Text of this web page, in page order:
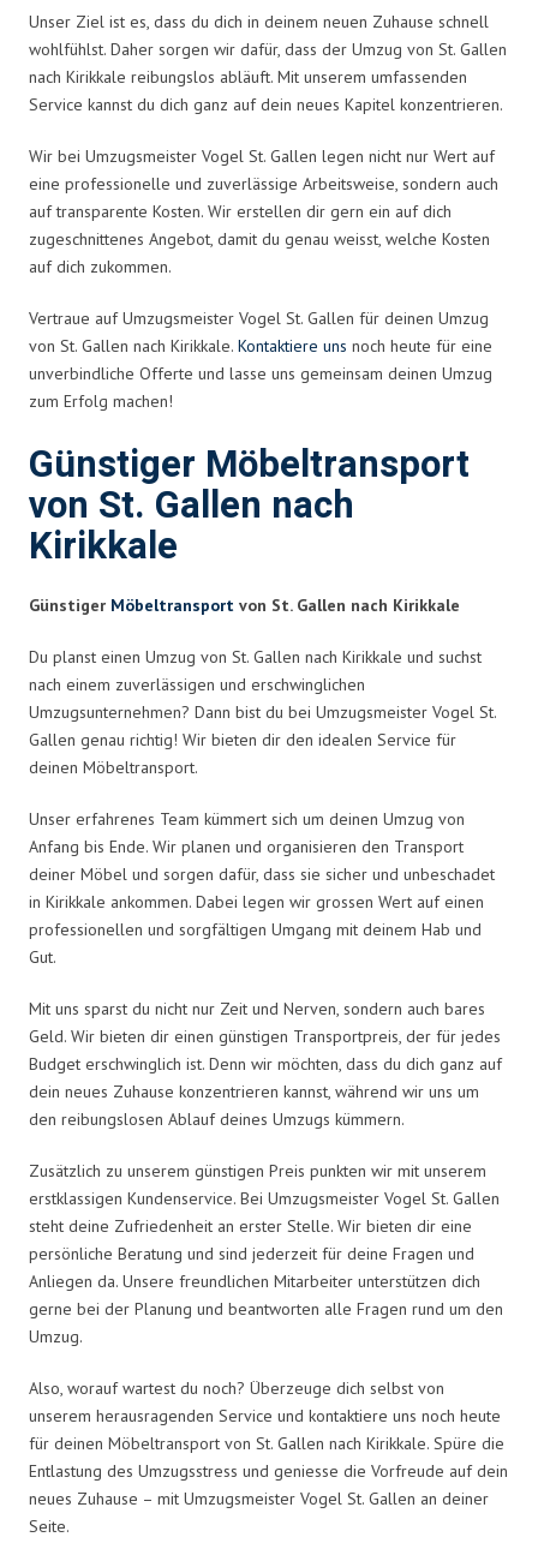
Unser Ziel ist es, dass du dich in deinem neuen Zuhause schnell
wohlfühlst. Daher sorgen wir dafür, dass der Umzug von St. Gallen
nach Kirikkale reibungslos abläuft. Mit unserem umfassenden
Service kannst du dich ganz auf dein neues Kapitel konzentrieren.
Wir bei Umzugsmeister Vogel St. Gallen legen nicht nur Wert auf
eine professionelle und zuverlässige Arbeitsweise, sondern auch
auf transparente Kosten. Wir erstellen dir gern ein auf dich
zugeschnittenes Angebot, damit du genau weisst, welche Kosten
auf dich zukommen.
Vertraue auf Umzugsmeister Vogel St. Gallen für deinen Umzug
von St. Gallen nach Kirikkale. Kontaktiere uns noch heute für eine
unverbindliche Offerte und lasse uns gemeinsam deinen Umzug
zum Erfolg machen!
Günstiger Möbeltransport
von St. Gallen nach
Kirikkale
Günstiger Möbeltransport von St. Gallen nach Kirikkale
Du planst einen Umzug von St. Gallen nach Kirikkale und suchst
nach einem zuverlässigen und erschwinglichen
Umzugsunternehmen? Dann bist du bei Umzugsmeister Vogel St.
Gallen genau richtig! Wir bieten dir den idealen Service für
deinen Möbeltransport.
Unser erfahrenes Team kümmert sich um deinen Umzug von
Anfang bis Ende. Wir planen und organisieren den Transport
deiner Möbel und sorgen dafür, dass sie sicher und unbeschadet
in Kirikkale ankommen. Dabei legen wir grossen Wert auf einen
professionellen und sorgfältigen Umgang mit deinem Hab und
Gut.
Mit uns sparst du nicht nur Zeit und Nerven, sondern auch bares
Geld. Wir bieten dir einen günstigen Transportpreis, der für jedes
Budget erschwinglich ist. Denn wir möchten, dass du dich ganz auf
dein neues Zuhause konzentrieren kannst, während wir uns um
den reibungslosen Ablauf deines Umzugs kümmern.
Zusätzlich zu unserem günstigen Preis punkten wir mit unserem
erstklassigen Kundenservice. Bei Umzugsmeister Vogel St. Gallen
steht deine Zufriedenheit an erster Stelle. Wir bieten dir eine
persönliche Beratung und sind jederzeit für deine Fragen und
Anliegen da. Unsere freundlichen Mitarbeiter unterstützen dich
gerne bei der Planung und beantworten alle Fragen rund um den
Umzug.
Also, worauf wartest du noch? Überzeuge dich selbst von
unserem herausragenden Service und kontaktiere uns noch heute
für deinen Möbeltransport von St. Gallen nach Kirikkale. Spüre die
Entlastung des Umzugsstress und geniesse die Vorfreude auf dein
neues Zuhause – mit Umzugsmeister Vogel St. Gallen an deiner
Seite.